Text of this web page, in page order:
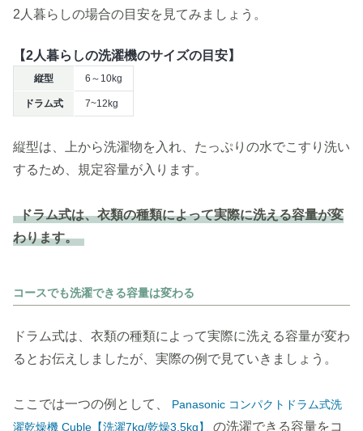
2人暮らしの場合の目安を見てみましょう。
【2人暮らしの洗濯機のサイズの目安】
縦型 6～10kg
ドラム式 7~12kg
縦型は、上から洗濯物を入れ、たっぷりの水でこすり洗い
するため、規定容量が入ります。
ドラム式は、衣類の種類によって実際に洗える容量が変
わります。
コースでも洗濯できる容量は変わる
ドラム式は、衣類の種類によって実際に洗える容量が変わ
るとお伝えしましたが、実際の例で見ていきましょう。
ここでは一つの例として、 Panasonic コンパクトドラム式洗
濯乾燥機 Cuble【洗濯7kg/乾燥3.5kg】
の洗濯できる容量をコ